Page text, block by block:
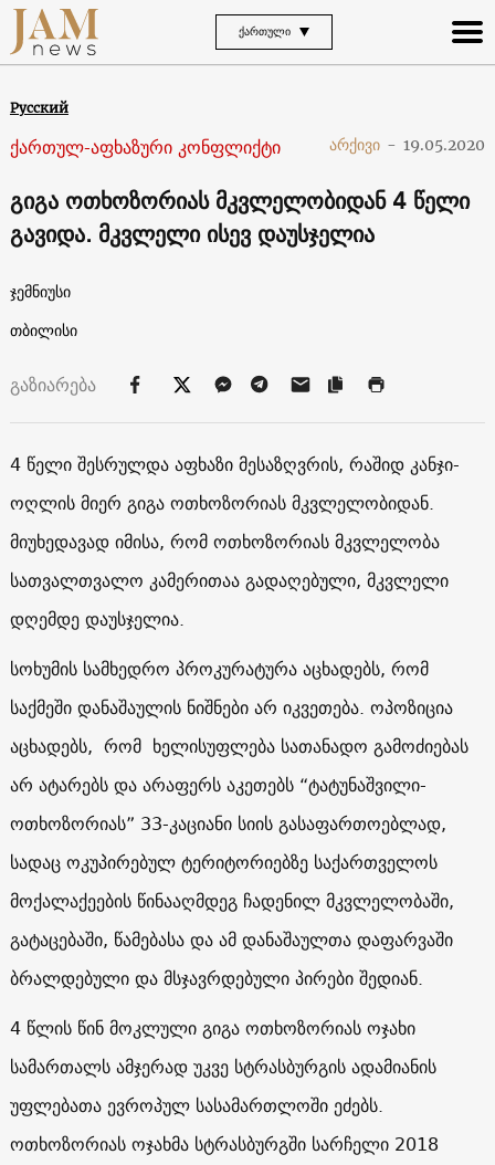
ᲥᲐᲠᲗᲣᲚᲘ
Русский
ქართულ-აფხაზური კონფლიქტი არქივი - 19.05.2020
გიგა ოთხოზორიას მკვლელობიდან 4 წელი
გავიდა. მკვლელი ისევ დაუსჯელია
ჯემნიუსი
თბილისი
გაზიარება
4 წელი შესრულდა აფხაზი მესაზღვრის, რაშიდ კანჯი-
ოღლის მიერ გიგა ოთხოზორიას მკვლელობიდან.
მიუხედავად იმისა, რომ ოთხოზორიას მკვლელობა
სათვალთვალო კამერითაა გადაღებული, მკვლელი
დღემდე დაუსჯელია.
სოხუმის სამხედრო პროკურატურა აცხადებს, რომ
საქმეში დანაშაულის ნიშნები არ იკვეთება. ოპოზიცია
აცხადებს, რომ ხელისუფლება სათანადო გამოძიებას
არ ატარებს და არაფერს აკეთებს “ტატუნაშვილი-
ოთხოზორიას” 33-კაციანი სიის გასაფართოებლად,
სადაც ოკუპირებულ ტერიტორიებზე საქართველოს
მოქალაქეების წინააღმდეგ ჩადენილ მკვლელობაში,
გატაცებაში, წამებასა და ამ დანაშაულთა დაფარვაში
ბრალდებული და მსჯავრდებული პირები შედიან.
4 წლის წინ მოკლული გიგა ოთხოზორიას ოჯახი
სამართალს ამჯერად უკვე სტრასბურგის ადამიანის
უფლებათა ევროპულ სასამართლოში ეძებს.
ოთხოზორიას ოჯახმა სტრასბურგში სარჩელი 2018